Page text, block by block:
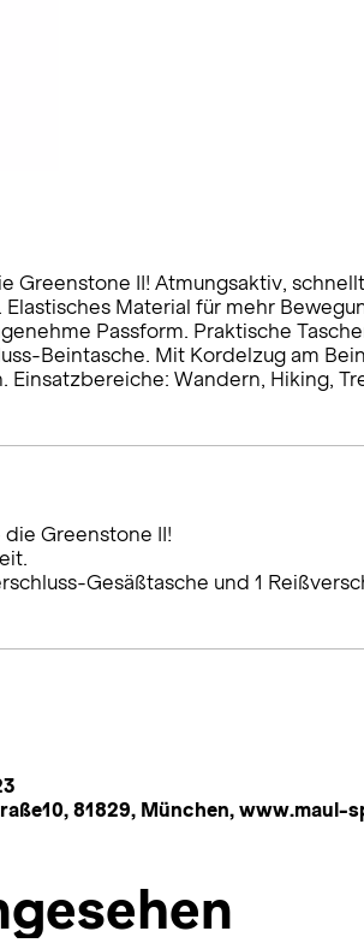
Greenstone II! Atmungsaktiv,
Material für mehr
Passform. Praktische
Beintasche. Mit Kordelzug am
Wandern, Hiking,
Greenstone II!
Gesäßtasche und 1
81829, München, www.maul-